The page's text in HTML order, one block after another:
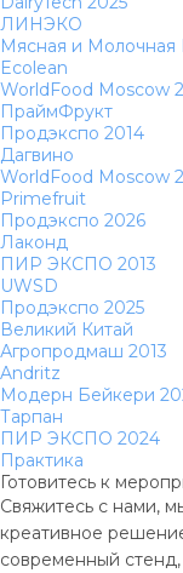
ЛИНЭКО
Мясная и Молочная
Ecolean
WorldFood Moscow
ПраймФрукт
Продэкспо 2014
Дагвино
WorldFood Moscow
Primefruit
Продэкспо 2026
Лаконд
ПИР ЭКСПО 2013
UWSD
Продэкспо 2025
Великий Китай
Агропродмаш 2013
Andritz
Модерн Бейкери
Тарпан
ПИР ЭКСПО 2024
Практика
Готовитесь к
Свяжитесь с нами,
креативное
современный